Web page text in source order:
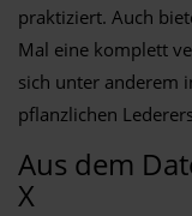
praktiziert. Auch
Mal eine komplett
sich unter anderem
pflanzlichen
Aus dem
X